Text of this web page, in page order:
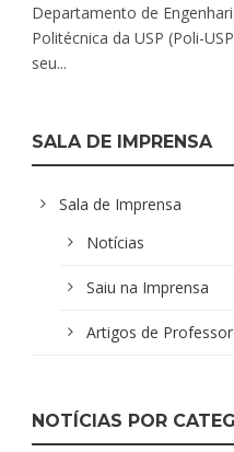
Departamento de
Politécnica da USP (Poli-
seu...
SALA DE IMPRENSA
Sala de Imprensa
Notícias
Saiu na Imprensa
Artigos de
NOTÍCIAS POR